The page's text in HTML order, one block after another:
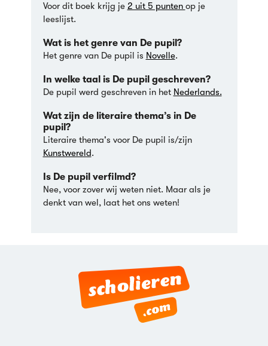
Voor dit boek krijg je 2 uit 5 punten op je
leeslijst.
Wat is het genre van De pupil?
Het genre van De pupil is Novelle.
In welke taal is De pupil geschreven?
De pupil werd geschreven in het Nederlands.
Wat zijn de literaire thema’s in De
pupil?
Literaire thema's voor De pupil is/zijn
Kunstwereld.
Is De pupil verfilmd?
Nee, voor zover wij weten niet. Maar als je
denkt van wel, laat het ons weten!